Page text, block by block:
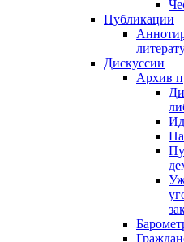
Публикации
Дискуссии
Архив